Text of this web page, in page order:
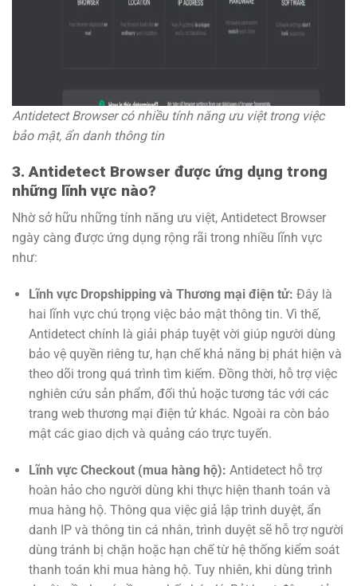
Antidetect Browser có nhiều tính năng ưu việt trong việc
bảo mật, ẩn danh thông tin
3. Antidetect Browser được ứng dụng trong
những lĩnh vực nào?
Nhờ sở hữu những tính năng ưu việt, Antidetect Browser
ngày càng được ứng dụng rộng rãi trong nhiều lĩnh vực
như:
Lĩnh vực Dropshipping và Thương mại điện tử: Đây là
hai lĩnh vực chú trọng việc bảo mật thông tin. Vì thế,
Antidetect chính là giải pháp tuyệt vời giúp người dùng
bảo vệ quyền riêng tư, hạn chế khả năng bị phát hiện và
theo dõi trong quá trình tìm kiếm. Đồng thời, hỗ trợ việc
nghiên cứu sản phẩm, đối thủ hoặc tương tác với các
trang web thương mại điện tử khác. Ngoài ra còn bảo
mật các giao dịch và quảng cáo trực tuyến.
Lĩnh vực Checkout (mua hàng hộ): Antidetect hỗ trợ
hoàn hảo cho người dùng khi thực hiện thanh toán và
mua hàng hộ. Thông qua việc giả lập trình duyệt, ẩn
danh IP và thông tin cá nhân, trình duyệt sẽ hỗ trợ người
dùng tránh bị chặn hoặc hạn chế từ hệ thống kiểm soát
thanh toán khi mua hàng hộ. Tuy nhiên, khi dùng trình